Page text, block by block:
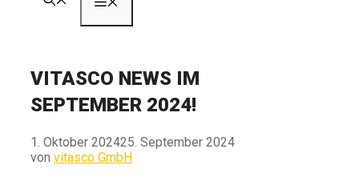
VITASCO NEWS IM
SEPTEMBER 2024!
1. Oktober 202425. September 2024
von vitasco GmbH